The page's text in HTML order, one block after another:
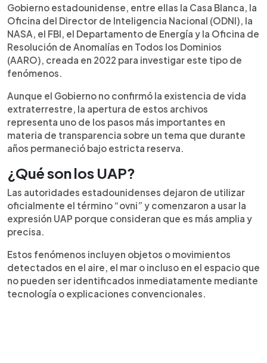
Gobierno estadounidense, entre ellas la Casa Blanca, la
Oficina del Director de Inteligencia Nacional (ODNI), la
NASA, el FBI, el Departamento de Energía y la Oficina de
Resolución de Anomalías en Todos los Dominios
(AARO), creada en 2022 para investigar este tipo de
fenómenos.
Aunque el Gobierno no confirmó la existencia de vida
extraterrestre, la apertura de estos archivos
representa uno de los pasos más importantes en
materia de transparencia sobre un tema que durante
años permaneció bajo estricta reserva.
¿Qué son los UAP?
Las autoridades estadounidenses dejaron de utilizar
oficialmente el término “ovni” y comenzaron a usar la
expresión UAP porque consideran que es más amplia y
precisa.
Estos fenómenos incluyen objetos o movimientos
detectados en el aire, el mar o incluso en el espacio que
no pueden ser identificados inmediatamente mediante
tecnología o explicaciones convencionales.